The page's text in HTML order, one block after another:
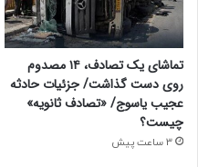
تماشای یک تصادف، ۱۴ مصدوم
روی دست گذاشت/ جزئیات حادثه
عجیب یاسوج/ «تصادف ثانویه»
چیست؟
3 ساعت پیش